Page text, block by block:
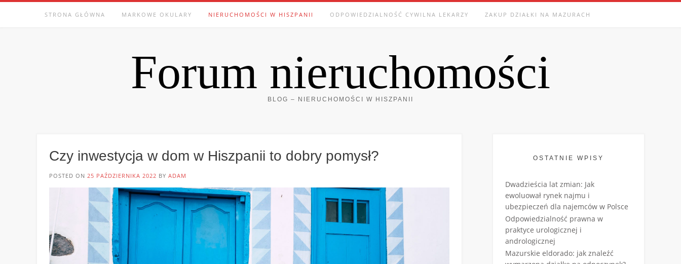
Skip
STRONA GŁÓWNA MARKOWE OKULARY NIERUCHOMOŚCI W HISZPANII ODPOWIEDZIALNOŚĆ CYWILNA LEKARZY ZAKUP DZIAŁKI NA MAZURACH
Forum nieruchomości
BLOG – NIERUCHOMOŚCI W HISZPANII
Czy inwestycja w dom w Hiszpanii to dobry pomysł?
POSTED ON 25 PAŹDZIERNIKA 2022 BY ADAM
OSTATNIE WPISY
Dwadzieścia lat zmian: Jak
ewoluował rynek najmu i
ubezpieczeń dla najemców w Polsce
Odpowiedzialność prawna w
praktyce urologicznej i
andrologicznej
Mazurskie eldorado: jak znaleźć